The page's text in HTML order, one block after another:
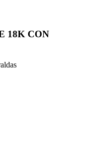
18K CON